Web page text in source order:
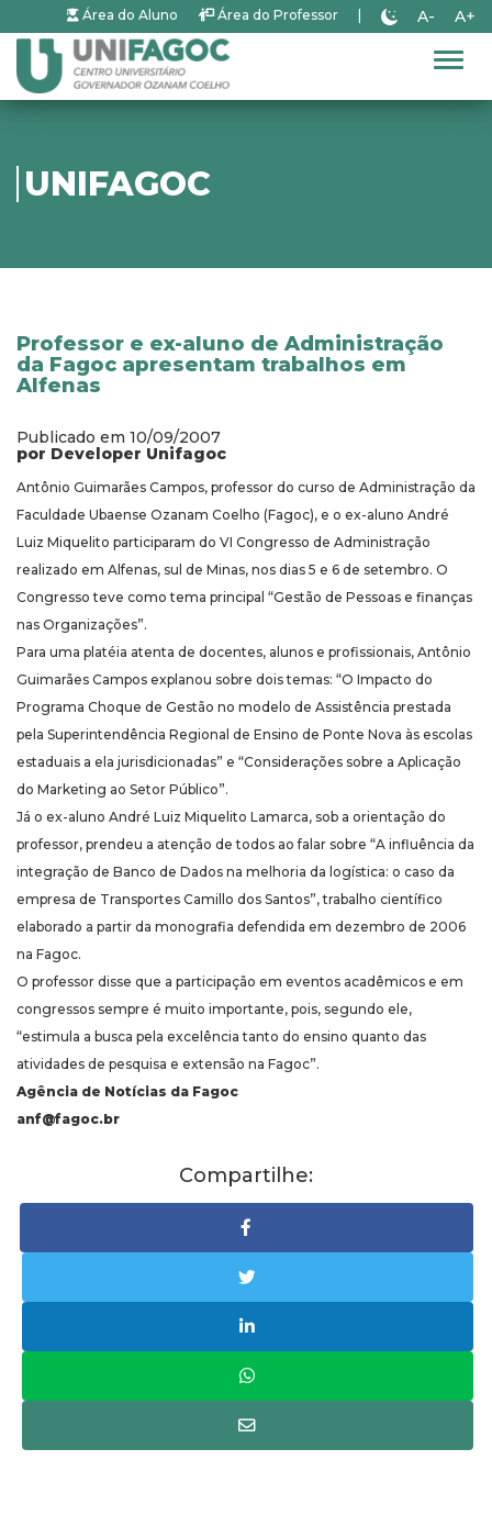
Área do Aluno Área do Professor A- A+
UNIFAGOC
Professor e ex-aluno de Administração
da Fagoc apresentam trabalhos em
Alfenas
Publicado em 10/09/2007
por Developer Unifagoc
Antônio Guimarães Campos, professor do curso de Administração da
Faculdade Ubaense Ozanam Coelho (Fagoc), e o ex-aluno André
Luiz Miquelito participaram do VI Congresso de Administração
realizado em Alfenas, sul de Minas, nos dias 5 e 6 de setembro. O
Congresso teve como tema principal “Gestão de Pessoas e finanças
nas Organizações”.
Para uma platéia atenta de docentes, alunos e profissionais, Antônio
Guimarães Campos explanou sobre dois temas: “O Impacto do
Programa Choque de Gestão no modelo de Assistência prestada
pela Superintendência Regional de Ensino de Ponte Nova às escolas
estaduais a ela jurisdicionadas” e “Considerações sobre a Aplicação
do Marketing ao Setor Público”.
Já o ex-aluno André Luiz Miquelito Lamarca, sob a orientação do
professor, prendeu a atenção de todos ao falar sobre “A influência da
integração de Banco de Dados na melhoria da logística: o caso da
empresa de Transportes Camillo dos Santos”, trabalho científico
elaborado a partir da monografia defendida em dezembro de 2006
na Fagoc.
O professor disse que a participação em eventos acadêmicos e em
congressos sempre é muito importante, pois, segundo ele,
“estimula a busca pela excelência tanto do ensino quanto das
atividades de pesquisa e extensão na Fagoc”.
Agência de Notícias da Fagoc
anf@fagoc.br
Compartilhe: